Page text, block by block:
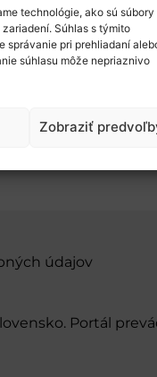
technológie, ako sú súbory
Súhlas s týmito
správanie pri prehliadaní
súhlasu môže nepriaznivo
Zobraziť
údajov
Portál